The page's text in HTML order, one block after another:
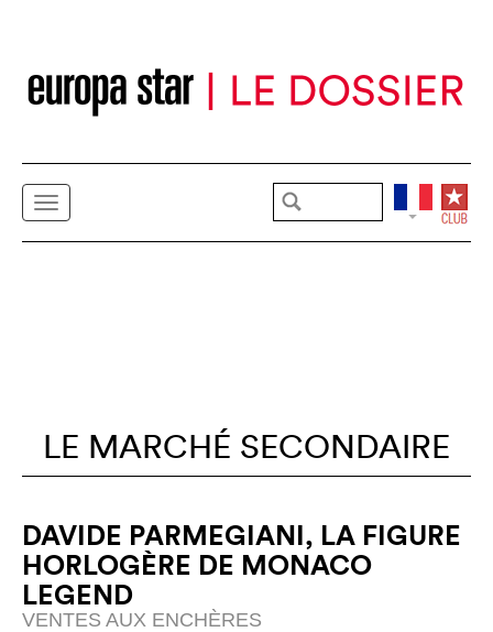
LE MARCHÉ SECONDAIRE
DAVIDE PARMEGIANI, LA FIGURE
HORLOGÈRE DE MONACO
LEGEND
VENTES AUX ENCHÈRES